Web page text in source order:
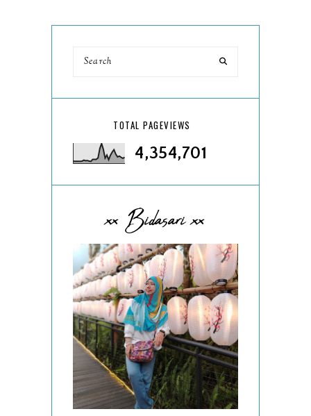
TOTAL PAGEVIEWS
4,354,701
xx Bidasari xx